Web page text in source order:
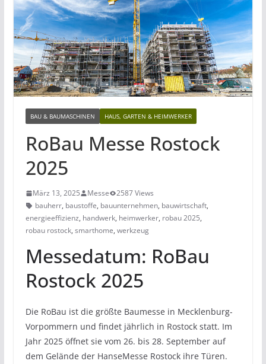
BAU & BAUMASCHINEN HAUS, GARTEN & HEIMWERKER
RoBau Messe Rostock
2025
März 13, 2025 Messe
2587 Views
bauherr, baustoffe, bauunternehmen, bauwirtschaft,
energieeffizienz, handwerk, heimwerker, robau 2025,
robau rostock, smarthome, werkzeug
Messedatum: RoBau
Rostock 2025
Die RoBau ist die größte Baumesse in Mecklenburg-
Vorpommern und findet jährlich in Rostock statt. Im
Jahr 2025 öffnet sie vom 26. bis 28. September auf
dem Gelände der HanseMesse Rostock ihre Türen.